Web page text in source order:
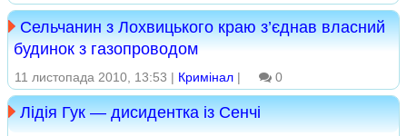
Сельчанин з Лохвицького краю з’єднав власний
будинок з газопроводом
11 листопада 2010, 13:53 | Кримінал | 0
Лідія Гук — дисидентка із Сенчі